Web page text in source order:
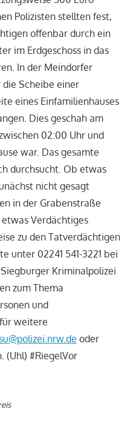
Polizisten stellten fest,
offenbar durch ein
im Erdgeschoss in das
In der Meindorfer
Scheibe einer
eines Einfamilienhauses
Dies geschah am
02:00 Uhr und
war. Das gesamte
durchsucht. Ob etwas
nicht gesagt
in der Grabenstraße
Verdächtiges
zu den Tatverdächtigen
unter 02241 541-3221 bei
Kriminalpolizei
zum Thema
und
weitere
oder
(Uhl) #RiegelVor